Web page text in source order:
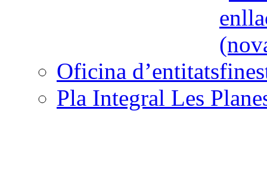
Oficina d’entitats
Pla Integral Les